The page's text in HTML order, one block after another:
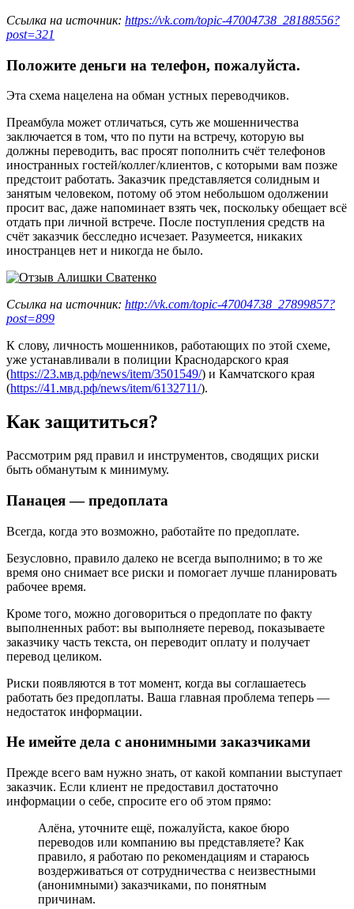
Ссылка на источник: https://vk.com/topic-47004738_28188556?
post=321
Положите деньги на телефон, пожалуйста.
Эта схема нацелена на обман устных переводчиков.
Преамбула может отличаться, суть же мошенничества
заключается в том, что по пути на встречу, которую вы
должны переводить, вас просят пополнить счёт телефонов
иностранных гостей/коллег/клиентов, с которыми вам позже
предстоит работать. Заказчик представляется солидным и
занятым человеком, потому об этом небольшом одолжении
просит вас, даже напоминает взять чек, поскольку обещает всё
отдать при личной встрече. После поступления средств на
счёт заказчик бесследно исчезает. Разумеется, никаких
иностранцев нет и никогда не было.
Ссылка на источник: http://vk.com/topic-47004738_27899857?
post=899
К слову, личность мошенников, работающих по этой схеме,
уже устанавливали в полиции Краснодарского края
(https://23.мвд.рф/news/item/3501549/) и Камчатского края
(https://41.мвд.рф/news/item/6132711/).
Как защититься?
Рассмотрим ряд правил и инструментов, сводящих риски
быть обманутым к минимуму.
Панацея — предоплата
Всегда, когда это возможно, работайте по предоплате.
Безусловно, правило далеко не всегда выполнимо; в то же
время оно снимает все риски и помогает лучше планировать
рабочее время.
Кроме того, можно договориться о предоплате по факту
выполненных работ: вы выполняете перевод, показываете
заказчику часть текста, он переводит оплату и получает
перевод целиком.
Риски появляются в тот момент, когда вы соглашаетесь
работать без предоплаты. Ваша главная проблема теперь —
недостаток информации.
Не имейте дела с анонимными заказчиками
Прежде всего вам нужно знать, от какой компании выступает
заказчик. Если клиент не предоставил достаточно
информации о себе, спросите его об этом прямо:
Алёна, уточните ещё, пожалуйста, какое бюро
переводов или компанию вы представляете? Как
правило, я работаю по рекомендациям и стараюсь
воздерживаться от сотрудничества с неизвестными
(анонимными) заказчиками, по понятным
причинам.